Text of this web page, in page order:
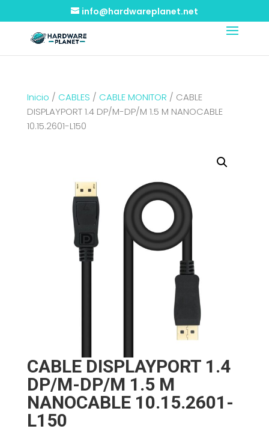
info@hardwareplanet.net
Inicio / CABLES / CABLE MONITOR / CABLE
DISPLAYPORT 1.4 DP/M-DP/M 1.5 M NANOCABLE
10.15.2601-L150
CABLE DISPLAYPORT 1.4
DP/M-DP/M 1.5 M
NANOCABLE 10.15.2601-
L150